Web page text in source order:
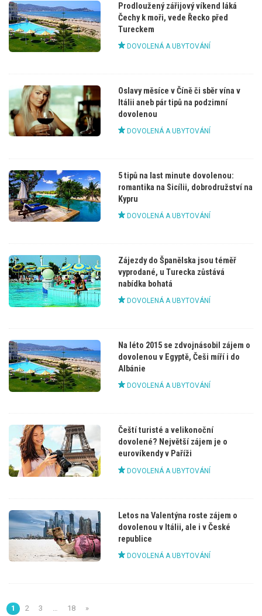
Prodloužený zářijový víkend láká
Čechy k moři, vede Řecko před
Tureckem
DOVOLENÁ A UBYTOVÁNÍ
Oslavy měsíce v Číně či sběr vína v
Itálii aneb pár tipů na podzimní
dovolenou
DOVOLENÁ A UBYTOVÁNÍ
5 tipů na last minute dovolenou:
romantika na Sicílii, dobrodružství na
Kypru
DOVOLENÁ A UBYTOVÁNÍ
Zájezdy do Španělska jsou téměř
vyprodané, u Turecka zůstává
nabídka bohatá
DOVOLENÁ A UBYTOVÁNÍ
Na léto 2015 se zdvojnásobil zájem o
dovolenou v Egyptě, Češi míří i do
Albánie
DOVOLENÁ A UBYTOVÁNÍ
Čeští turisté a velikonoční
dovolené? Největší zájem je o
eurovíkendy v Paříži
DOVOLENÁ A UBYTOVÁNÍ
Letos na Valentýna roste zájem o
dovolenou v Itálii, ale i v České
republice
DOVOLENÁ A UBYTOVÁNÍ
1 2 3 … 18 »